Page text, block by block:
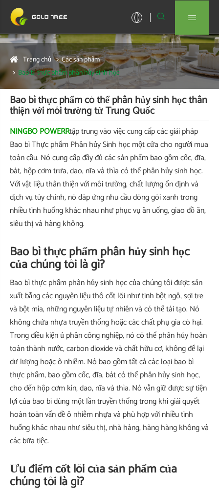
 
Trang chủ
Các sản phẩm
Bao bì thực phẩm phân hủy sinh học
Bao bì thực phẩm có thể phân hủy sinh học thân
thiện với môi trường từ Trung Quốc
NINGBO POWERRtập trung vào việc cung cấp các giải pháp
Bao bì Thực phẩm Phân hủy Sinh học một cửa cho người mua
toàn cầu. Nó cung cấp đầy đủ các sản phẩm bao gồm cốc, đĩa,
bát, hộp cơm trưa, dao, nĩa và thìa có thể phân hủy sinh học.
Với vật liệu thân thiện với môi trường, chất lượng ổn định và
dịch vụ tùy chỉnh, nó đáp ứng nhu cầu đóng gói xanh trong
nhiều tình huống khác nhau như phục vụ ăn uống, giao đồ ăn,
siêu thị và hàng không.
Bao bì thực phẩm phân hủy sinh học
của chúng tôi là gì?
Bao bì thực phẩm phân hủy sinh học của chúng tôi được sản
xuất bằng các nguyên liệu thô cốt lõi như tinh bột ngô, sợi tre
và bột mía, những nguyên liệu tự nhiên và có thể tái tạo. Nó
không chứa nhựa truyền thống hoặc các chất phụ gia có hại.
Trong điều kiện ủ phân công nghiệp, nó có thể phân hủy hoàn
toàn thành nước, carbon dioxide và chất hữu cơ, không để lại
dư lượng hoặc ô nhiễm. Nó bao gồm tất cả các loại bao bì
thực phẩm, bao gồm cốc, đĩa, bát có thể phân hủy sinh học,
cho đến hộp cơm kín, dao, nĩa và thìa. Nó vẫn giữ được sự tiện
lợi của bao bì dùng một lần truyền thống trong khi giải quyết
hoàn toàn vấn đề ô nhiễm nhựa và phù hợp với nhiều tình
huống khác nhau như siêu thị, nhà hàng, hãng hàng không và
các bữa tiệc.
Ưu điểm cốt lõi của sản phẩm của
chúng tôi là gì?